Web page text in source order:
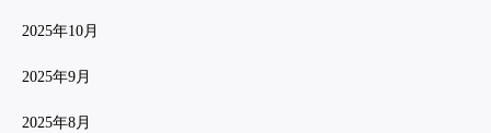
2025年10月
2025年9月
2025年8月